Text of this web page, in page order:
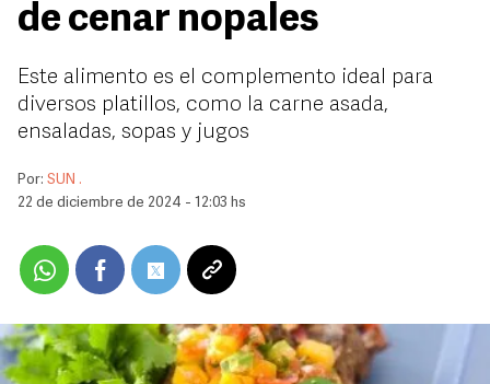
de cenar nopales
Este alimento es el complemento ideal para
diversos platillos, como la carne asada,
ensaladas, sopas y jugos
Por: SUN .
22 de diciembre de 2024 - 12:03 hs